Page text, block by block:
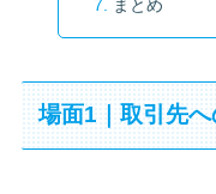
まとめ
場面1｜取引先